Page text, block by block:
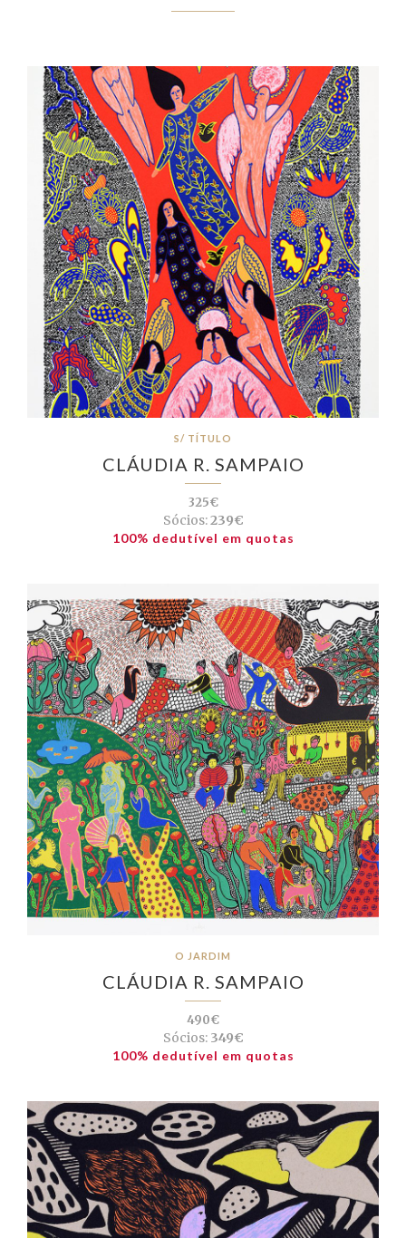
S/ TÍTULO
CLÁUDIA R. SAMPAIO
325€
Sócios:239€
100% dedutível em quotas
O JARDIM
CLÁUDIA R. SAMPAIO
490€
Sócios:349€
100% dedutível em quotas